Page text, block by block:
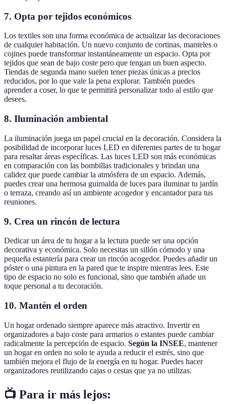
7. Opta por tejidos económicos
Los textiles son una forma económica de actualizar las decoraciones
de cualquier habitación. Un nuevo conjunto de cortinas, manteles o
cojines puede transformar instantáneamente un espacio. Opta por
tejidos que sean de bajo coste pero que tengan un buen aspecto.
Tiendas de segunda mano suelen tener piezas únicas a precios
reducidos, por lo que vale la pena explorar. También puedes
aprender a coser, lo que te permitirá personalizar todo al estilo que
desees.
8. Iluminación ambiental
La iluminación juega un papel crucial en la decoración. Considera la
posibilidad de incorporar luces LED en diferentes partes de tu hogar
para resaltar áreas específicas. Las luces LED son más económicas
en comparación con las bombillas tradicionales y brindan una
calidez que puede cambiar la atmósfera de un espacio. Además,
puedes crear una hermosa guirnalda de luces para iluminar tu jardín
o terraza, creando así un ambiente acogedor y encantador para tus
reuniones.
9. Crea un rincón de lectura
Dedicar un área de tu hogar a la lectura puede ser una opción
decorativa y económica. Solo necesitas un sillón cómodo y una
pequeña estantería para crear un rincón acogedor. Puedes añadir un
póster o una pintura en la pared que te inspire mientras lees. Este
tipo de espacio no solo es funcional, sino que también añade un
toque personal a tu decoración.
10. Mantén el orden
Un hogar ordenado siempre aparece más atractivo. Invertir en
organizadores a bajo coste para armarios o estantes puede cambiar
radicalmente la percepción de espacio. Según la INSEE, mantener
un hogar en orden no solo te ayuda a reducir el estrés, sino que
también mejora el flujo de la energía en tu hogar. Puedes hacer
organizadores reutilizando cajas o cestas que ya no utilizas.
📺 Para ir más lejos: